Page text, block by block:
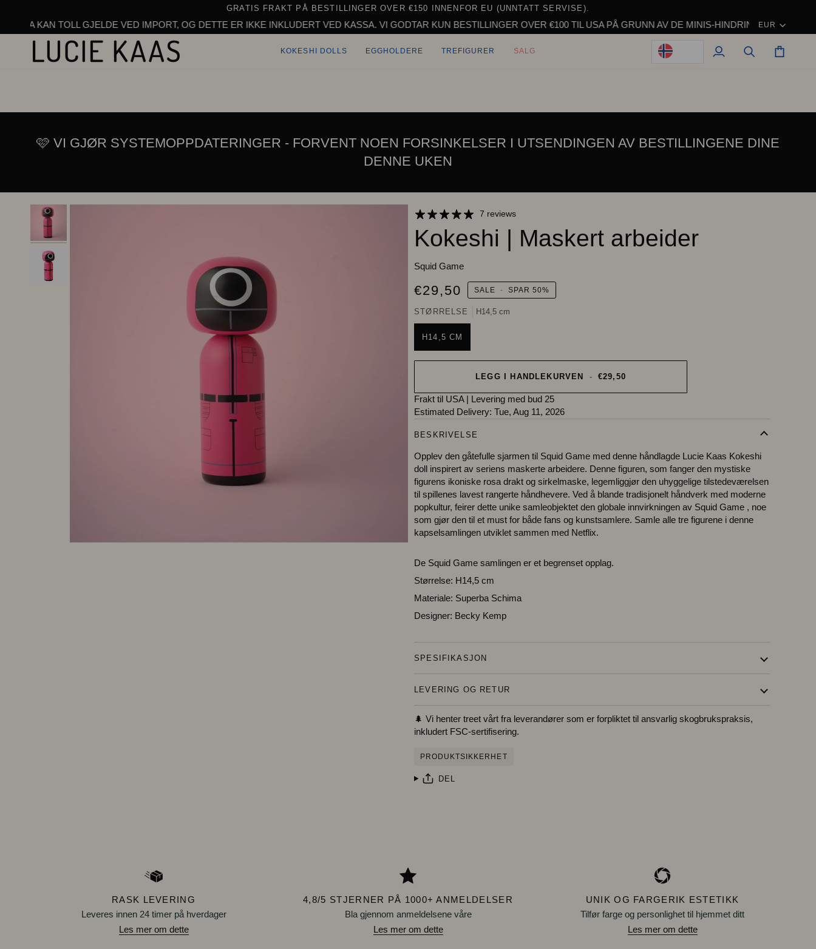
GRATIS FRAKT PÅ BESTILLINGER OVER €150 INNENFOR EU (UNNTATT SERVISE).
GJELDE VED IMPORT, OG DETTE ER IKKE INKLUDERT VED KASSA. VI GODTAR KUN BESTILLINGER OVER €100 TIL USA PÅ GRUNN AV DE MINIS-HINDRINGER. VIKTIG
Valuta
EUR
KOKESHI DOLLS EGGHOLDERE TREFIGURER SALG
Min
Søk Vogn
🩷 VI GJØR SYSTEMOPPDATERINGER - FORVENT NOEN FORSINKELSER I UTSENDINGEN AV BESTILLINGENE DINE
DENNE UKEN
7 reviews
Kokeshi | Maskert arbeider
Squid Game
€29,50 SALE - SPAR50%
STØRRELSE H14,5 cm
H14,5 CM
LEGG I HANDLEKURVEN - €29,50
Frakt til USA
Levering med bud 25
Estimated Delivery: Tue, Aug 11, 2026
BESKRIVELSE
Opplev den gåtefulle sjarmen til Squid Game med denne håndlagde Lucie Kaas Kokeshi
doll inspirert av seriens maskerte arbeidere. Denne figuren, som fanger den mystiske
figurens ikoniske rosa drakt og sirkelmaske, legemliggjør den uhyggelige tilstedeværelsen
til spillenes lavest rangerte håndhevere. Ved å blande tradisjonelt håndverk med moderne
popkultur, feirer dette unike samleobjektet den globale innvirkningen av Squid Game , noe
som gjør den til et must for både fans og kunstsamlere. Samle alle tre figurene i denne
kapselsamlingen utviklet sammen med Netflix.
De Squid Game samlingen er et begrenset opplag.
Størrelse: H14,5 cm
Materiale: Superba Schima
Designer: Becky Kemp
SPESIFIKASJON
LEVERING OG RETUR
🌲 Vi henter treet vårt fra leverandører som er forpliktet til ansvarlig skogbrukspraksis,
inkludert FSC-sertifisering.
PRODUKTSIKKERHET
DEL
RASK LEVERING
Leveres innen 24 timer på hverdager
Les mer om dette
4,8/5 STJERNER PÅ 1000+ ANMELDELSER
Bla gjennom anmeldelsene våre
Les mer om dette
UNIK OG FARGERIK ESTETIKK
Tilfør farge og personlighet til hjemmet ditt
Les mer om dette